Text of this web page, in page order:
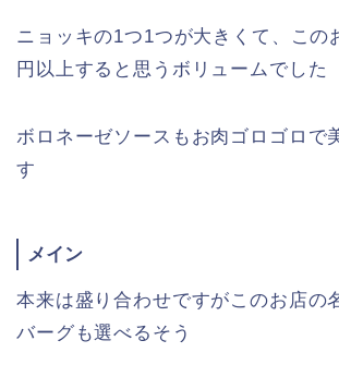
ニョッキの1つ1つが大きくて、この
円以上すると思うボリュームでした
ボロネーゼソースもお肉ゴロゴロで
す
メイン
本来は盛り合わせですがこのお店の
バーグも選べるそう